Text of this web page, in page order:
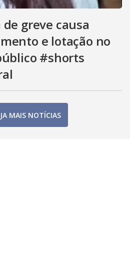
greve causa
e lotação no
#shorts
MAIS NOTÍCIAS